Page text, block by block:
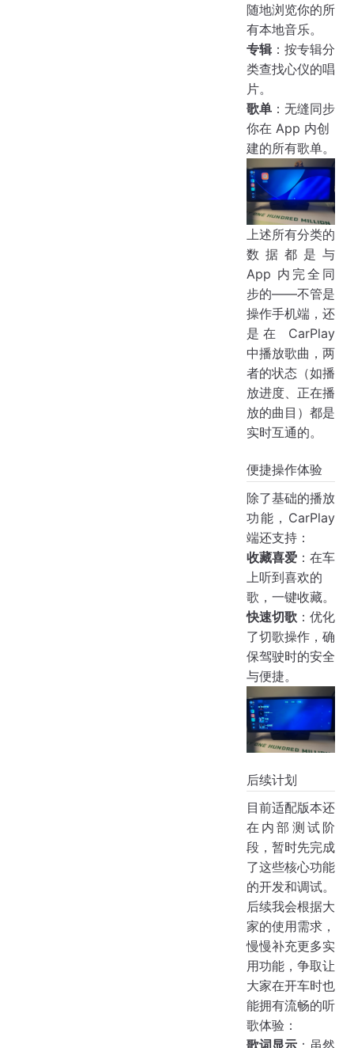
随地浏览你的所
有本地音乐。
专辑：按专辑分
类查找心仪的唱
片。
歌单 ：无缝同步
你在 App 内创
建的所有歌单。
上述所有分类的
数据都是与
App 内完全同
步的——不管是
操作手机端，还
是在 CarPlay
中播放歌曲，两
者的状态（如播
放进度、正在播
放的曲目）都是
实时互通的。
便捷操作体验
除了基础的播放
功能，CarPlay
端还支持：
收藏喜爱 ：在车
上听到喜欢的
歌，一键收藏。
快速切歌 ：优化
了切歌操作，确
保驾驶时的安全
与便捷。
后续计划
目前适配版本还
在内部测试阶
段，暂时先完成
了这些核心功能
的开发和调试。
后续我会根据大
家的使用需求，
慢慢补充更多实
用功能，争取让
大家在开车时也
能拥有流畅的听
歌体验：